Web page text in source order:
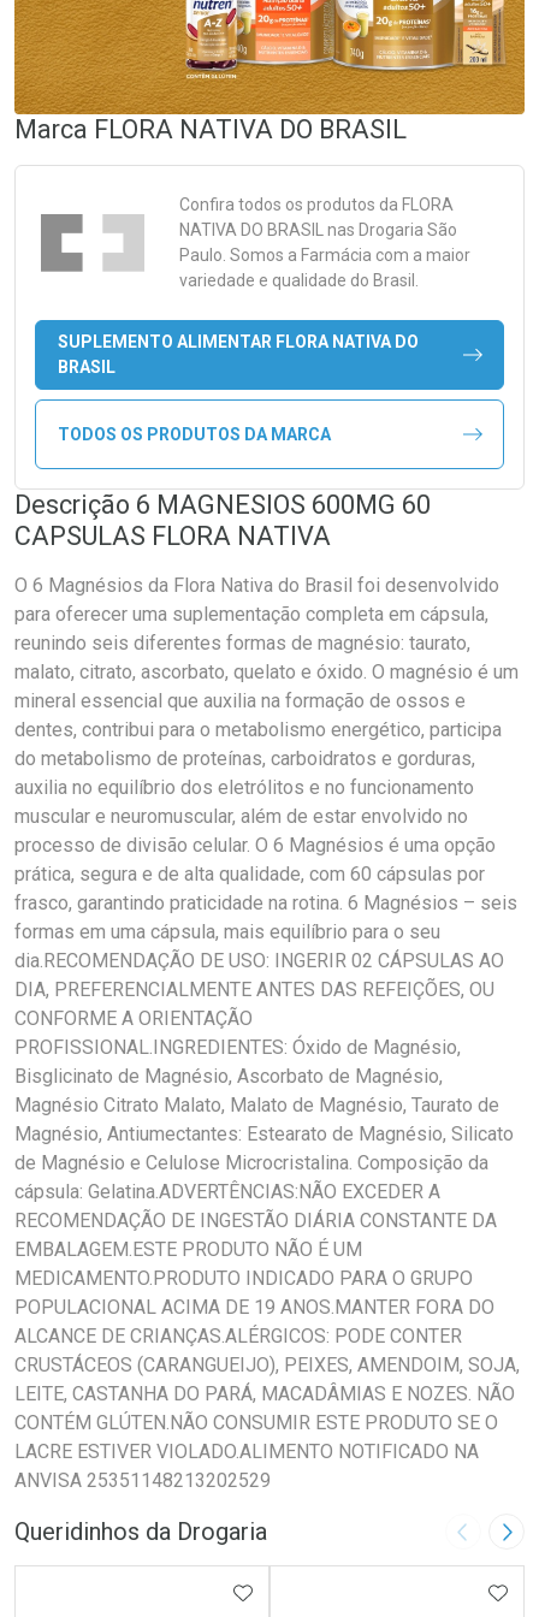
Marca FLORA NATIVA DO BRASIL
Confira todos os produtos da FLORA
NATIVA DO BRASILnas Drogaria São
Paulo. Somos a Farmácia com a maior
variedade e qualidade do Brasil.
SUPLEMENTO ALIMENTAR FLORA NATIVA DO
BRASIL
TODOS OS PRODUTOS DA MARCA
Descrição 6 MAGNESIOS 600MG 60
CAPSULAS FLORA NATIVA
O 6 Magnésios da Flora Nativa do Brasil foi desenvolvido
para oferecer uma suplementação completa em cápsula,
reunindo seis diferentes formas de magnésio: taurato,
malato, citrato, ascorbato, quelato e óxido. O magnésio é um
mineral essencial que auxilia na formação de ossos e
dentes, contribui para o metabolismo energético, participa
do metabolismo de proteínas, carboidratos e gorduras,
auxilia no equilíbrio dos eletrólitos e no funcionamento
muscular e neuromuscular, além de estar envolvido no
processo de divisão celular. O 6 Magnésios é uma opção
prática, segura e de alta qualidade, com 60 cápsulas por
frasco, garantindo praticidade na rotina. 6 Magnésios – seis
formas em uma cápsula, mais equilíbrio para o seu
dia.RECOMENDAÇÃO DE USO: INGERIR 02 CÁPSULAS AO
DIA, PREFERENCIALMENTE ANTES DAS REFEIÇÕES, OU
CONFORME A ORIENTAÇÃO
PROFISSIONAL.INGREDIENTES: Óxido de Magnésio,
Bisglicinato de Magnésio, Ascorbato de Magnésio,
Magnésio Citrato Malato, Malato de Magnésio, Taurato de
Magnésio, Antiumectantes: Estearato de Magnésio, Silicato
de Magnésio e Celulose Microcristalina. Composição da
cápsula: Gelatina.ADVERTÊNCIAS:NÃO EXCEDER A
RECOMENDAÇÃO DE INGESTÃO DIÁRIA CONSTANTE DA
EMBALAGEM.ESTE PRODUTO NÃO É UM
MEDICAMENTO.PRODUTO INDICADO PARA O GRUPO
POPULACIONAL ACIMA DE 19 ANOS.MANTER FORA DO
ALCANCE DE CRIANÇAS.ALÉRGICOS: PODE CONTER
CRUSTÁCEOS (CARANGUEIJO), PEIXES, AMENDOIM, SOJA,
LEITE, CASTANHA DO PARÁ, MACADÂMIAS E NOZES. NÃO
CONTÉM GLÚTEN.NÃO CONSUMIR ESTE PRODUTO SE O
LACRE ESTIVER VIOLADO.ALIMENTO NOTIFICADO NA
ANVISA 25351148213202529
Queridinhos da Drogaria Imagem
ADICIONAR AOS FAVORITOS